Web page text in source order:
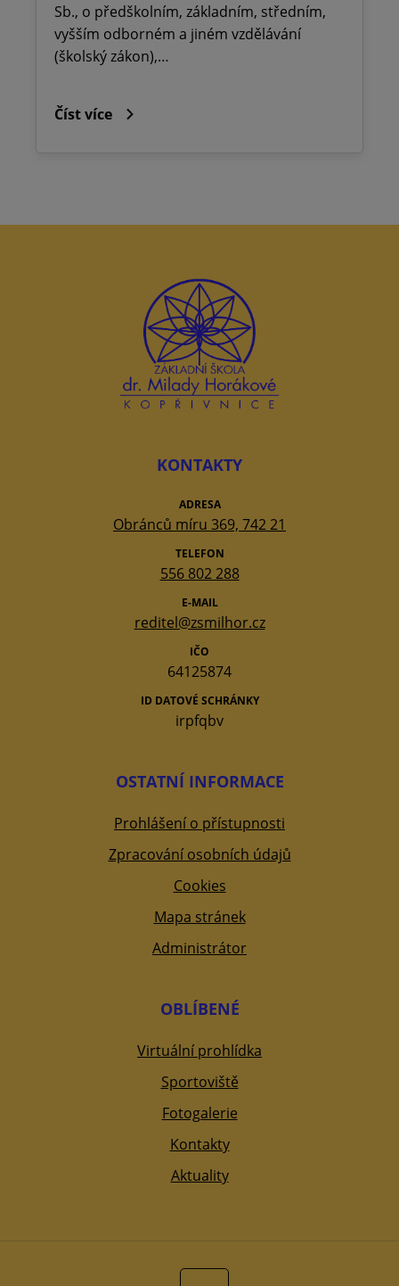
Sb., o předškolním, základním, středním,
vyšším odborném a jiném vzdělávání
(školský zákon),…
Číst více
KONTAKTY
ADRESA
Obránců míru 369, 742 21
TELEFON
556 802 288
E-MAIL
reditel@zsmilhor.cz
IČO
64125874
ID DATOVÉ SCHRÁNKY
irpfqbv
OSTATNÍ INFORMACE
Prohlášení o přístupnosti
Zpracování osobních údajů
Cookies
Mapa stránek
Administrátor
OBLÍBENÉ
Virtuální prohlídka
Sportoviště
Fotogalerie
Kontakty
Aktuality